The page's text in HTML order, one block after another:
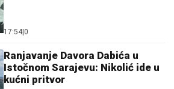
17:54 0
Ranjavanje Davora Dabića u
Istočnom Sarajevu: Nikolić ide u
kućni pritvor